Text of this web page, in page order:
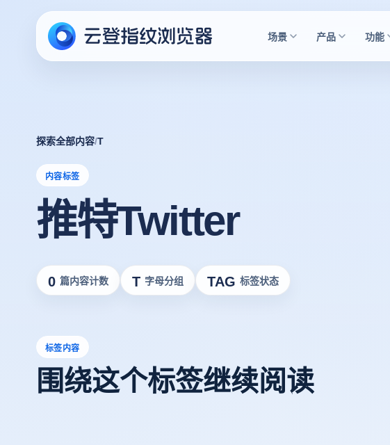
场景 产品 功能
探索全部内容/T
内容标签
推特Twitter
0 篇内容计数 T 字母分组 TAG 标签状态
标签内容
围绕这个标签继续阅读